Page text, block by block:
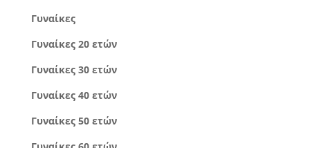
Γυναίκες
Γυναίκες 20 ετών
Γυναίκες 30 ετών
Γυναίκες 40 ετών
Γυναίκες 50 ετών